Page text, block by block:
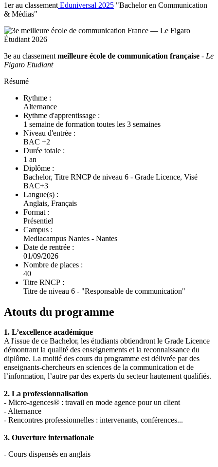
1er au classement Eduniversal 2025 "Bachelor en Communication
& Médias"
3e au classement meilleure école de communication française - Le
Figaro Etudiant
Résumé
Rythme :
Alternance
Rythme d'apprentissage :
1 semaine de formation toutes les 3 semaines
Niveau d'entrée :
BAC +2
Durée totale :
1 an
Diplôme :
Bachelor, Titre RNCP de niveau 6 - Grade Licence, Visé
BAC+3
Langue(s) :
Anglais, Français
Format :
Présentiel
Campus :
Mediacampus Nantes - Nantes
Date de rentrée :
01/09/2026
Nombre de places :
40
Titre RNCP :
Titre de niveau 6 - "Responsable de communication"
Atouts du programme
1. L’excellence académique
A l'issue de ce Bachelor, les étudiants obtiendront le Grade Licence
démontrant la qualité des enseignements et la reconnaissance du
diplôme. La moitié des cours du programme est délivrée par des
enseignants-chercheurs en sciences de la communication et de
l’information, l’autre par des experts du secteur hautement qualifiés.
2. La professionnalisation
- Micro-agences® : travail en mode agence pour un client
- Alternance
- Rencontres professionnelles : intervenants, conférences...
3. Ouverture internationale
- Cours dispensés en anglais